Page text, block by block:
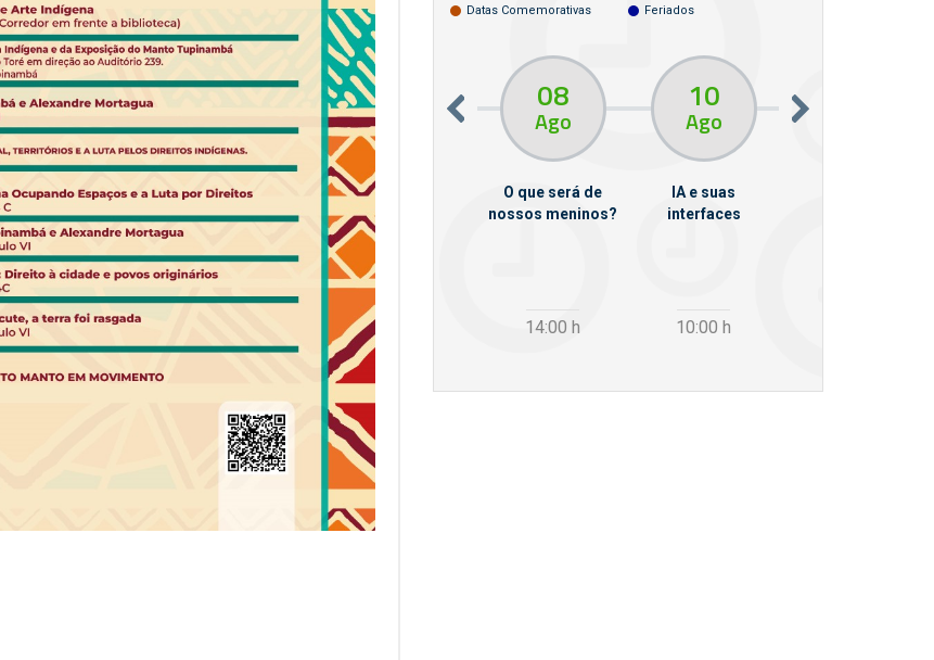
Datas Comemorativas
Feriados
18 20
Ago
V Semana de
Pesquisa e
PUC-SP
Situations:
crédito em
19:00
08
Ago
O que será de
nossos meninos?
14:00 h
10
Ago
IA e suas
interfaces
10:00 h